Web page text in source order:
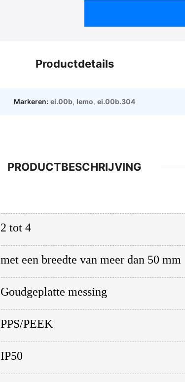
Productdetails
Markeren: ei.00b, lemo, ei.00b.304
PRODUCTBESCHRIJVING
2 tot 4
met een breedte van meer dan 50 mm
Goudgeplatte messing
PPS/PEEK
IP50